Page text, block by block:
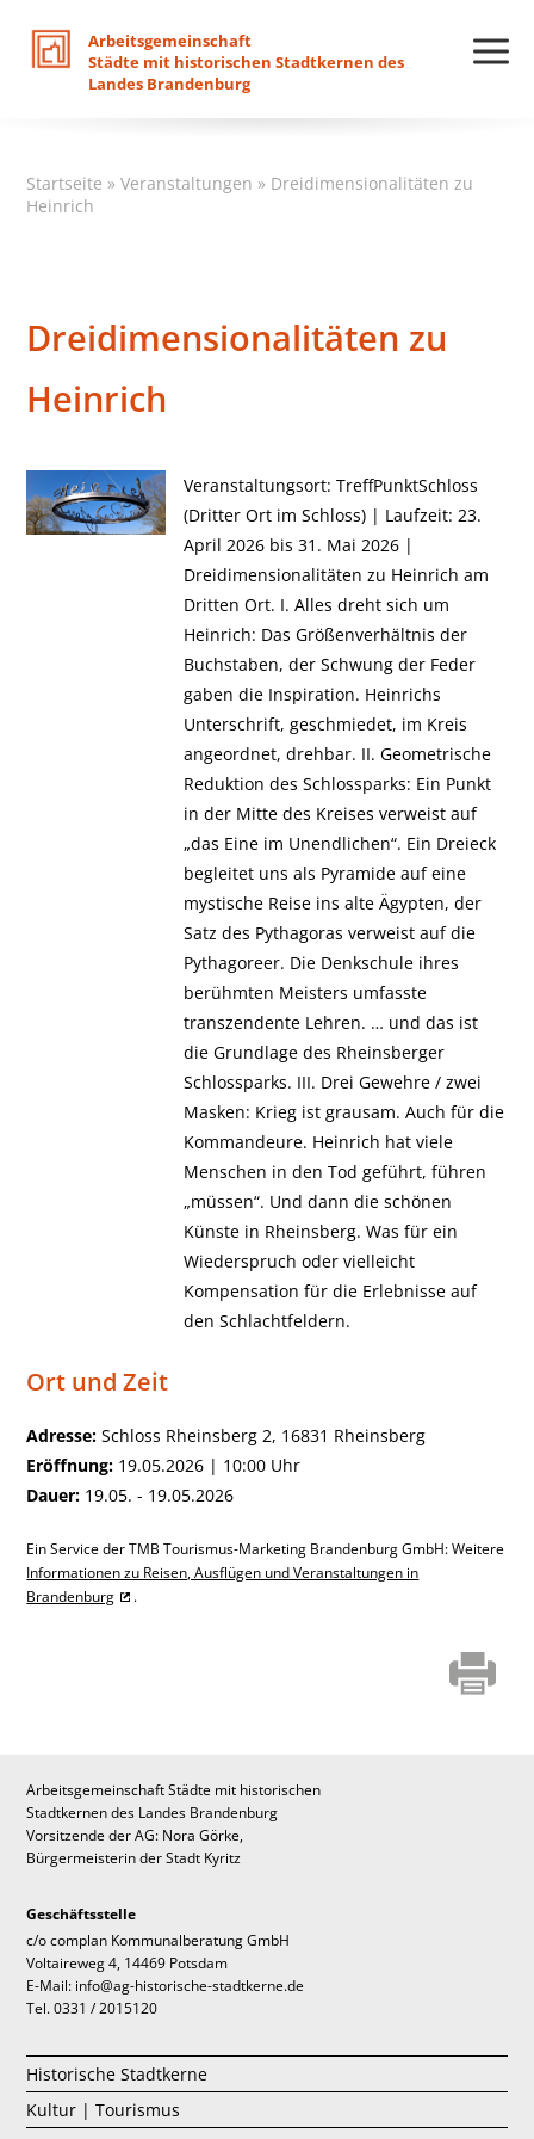
Arbeitsgemeinschaft
Städte mit historischen Stadtkernen des
Landes Brandenburg
Startseite »Veranstaltungen » Dreidimensionalitäten zu
Heinrich
Dreidimensionalitäten zu
Heinrich
Veranstaltungsort: TreffPunktSchloss
(Dritter Ort im Schloss) | Laufzeit: 23.
April 2026 bis 31. Mai 2026 |
Dreidimensionalitäten zu Heinrich am
Dritten Ort. I. Alles dreht sich um
Heinrich: Das Größenverhältnis der
Buchstaben, der Schwung der Feder
gaben die Inspiration. Heinrichs
Unterschrift, geschmiedet, im Kreis
angeordnet, drehbar. II. Geometrische
Reduktion des Schlossparks: Ein Punkt
in der Mitte des Kreises verweist auf
„das Eine im Unendlichen“. Ein Dreieck
begleitet uns als Pyramide auf eine
mystische Reise ins alte Ägypten, der
Satz des Pythagoras verweist auf die
Pythagoreer. Die Denkschule ihres
berühmten Meisters umfasste
transzendente Lehren. … und das ist
die Grundlage des Rheinsberger
Schlossparks. III. Drei Gewehre / zwei
Masken: Krieg ist grausam. Auch für die
Kommandeure. Heinrich hat viele
Menschen in den Tod geführt, führen
„müssen“. Und dann die schönen
Künste in Rheinsberg. Was für ein
Wiederspruch oder vielleicht
Kompensation für die Erlebnisse auf
den Schlachtfeldern.
Ort und Zeit
Adresse: Schloss Rheinsberg 2, 16831 Rheinsberg
Eröffnung: 19.05.2026 | 10:00 Uhr
Dauer: 19.05. - 19.05.2026
Ein Service der TMB Tourismus-Marketing Brandenburg GmbH: Weitere
Informationen zu Reisen, Ausflügen und Veranstaltungen in
Brandenburg
.
Arbeitsgemeinschaft Städte mit historischen
Stadtkernen des Landes Brandenburg
Vorsitzende der AG: Nora Görke,
Bürgermeisterin der Stadt Kyritz
Geschäftsstelle
c/o complan Kommunalberatung GmbH
Voltaireweg 4, 14469 Potsdam
E-Mail: info@ag-historische-stadtkerne.de
Tel. 0331 / 2015120
Historische Stadtkerne
Kultur | Tourismus